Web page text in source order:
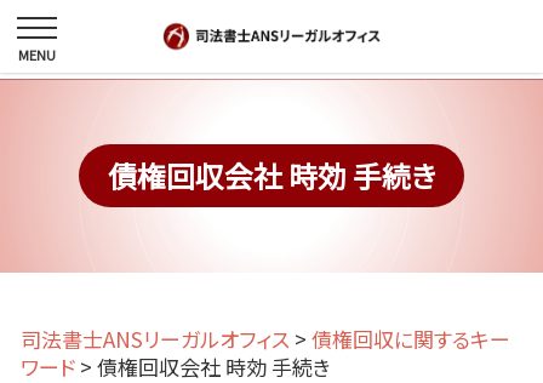
債権回収会社 時効 手続き
司法書士ANSリーガルオフィス > 債権回収に関するキー
ワード > 債権回収会社 時効 手続き